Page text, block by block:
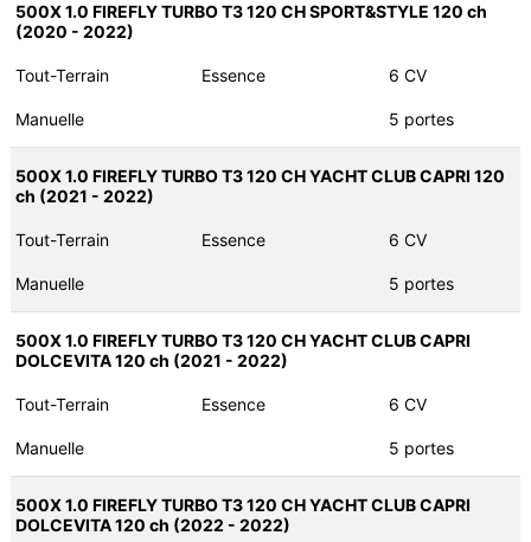
500X 1.0 FIREFLY TURBO T3 120 CH SPORT&STYLE 120 ch
(2020 - 2022)
Tout-Terrain Essence 6 CV
Manuelle 5 portes
500X 1.0 FIREFLY TURBO T3 120 CH YACHT CLUB CAPRI 120
ch (2021 - 2022)
Tout-Terrain Essence 6 CV
Manuelle 5 portes
500X 1.0 FIREFLY TURBO T3 120 CH YACHT CLUB CAPRI
DOLCEVITA 120 ch (2021 - 2022)
Tout-Terrain Essence 6 CV
Manuelle 5 portes
500X 1.0 FIREFLY TURBO T3 120 CH YACHT CLUB CAPRI
DOLCEVITA 120 ch (2022 - 2022)